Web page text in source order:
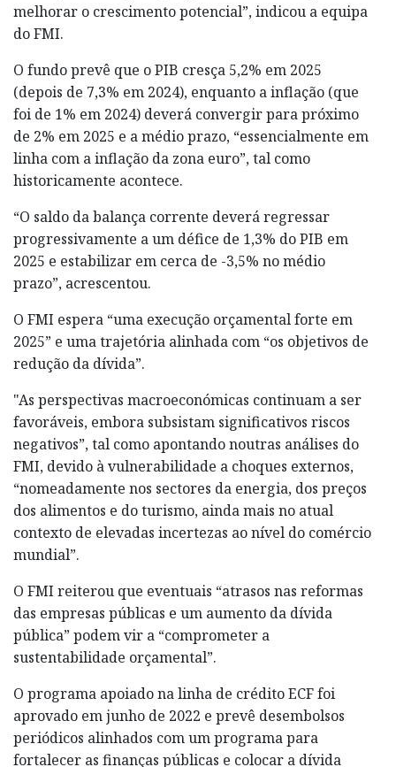
melhorar o crescimento potencial”, indicou a equipa
do FMI.
O fundo prevê que o PIB cresça 5,2% em 2025
(depois de 7,3% em 2024), enquanto a inflação (que
foi de 1% em 2024) deverá convergir para próximo
de 2% em 2025 e a médio prazo, “essencialmente em
linha com a inflação da zona euro”, tal como
historicamente acontece.
“O saldo da balança corrente deverá regressar
progressivamente a um défice de 1,3% do PIB em
2025 e estabilizar em cerca de -3,5% no médio
prazo”, acrescentou.
O FMI espera “uma execução orçamental forte em
2025” e uma trajetória alinhada com “os objetivos de
redução da dívida”.
"As perspectivas macroeconómicas continuam a ser
favoráveis, embora subsistam significativos riscos
negativos”, tal como apontando noutras análises do
FMI, devido à vulnerabilidade a choques externos,
“nomeadamente nos sectores da energia, dos preços
dos alimentos e do turismo, ainda mais no atual
contexto de elevadas incertezas ao nível do comércio
mundial”.
O FMI reiterou que eventuais “atrasos nas reformas
das empresas públicas e um aumento da dívida
pública” podem vir a “comprometer a
sustentabilidade orçamental”.
O programa apoiado na linha de crédito ECF foi
aprovado em junho de 2022 e prevê desembolsos
periódicos alinhados com um programa para
fortalecer as finanças públicas e colocar a dívida